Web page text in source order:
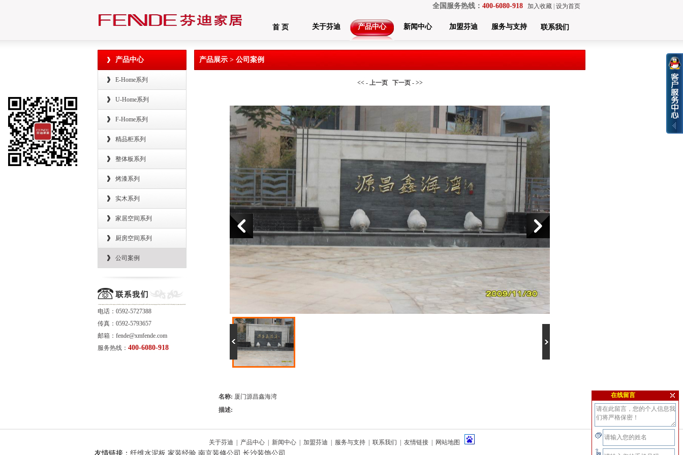
全国服务热线： 400-6080-918 加入收藏 设为首页
首 页 关于芬迪 产品中心 新闻中心 加盟芬迪 服务与支持 联系我们
产品中心
E-Home系列
U-Home系列
F-Home系列
精品柜系列
整体板系列
烤漆系列
实木系列
家居空间系列
厨房空间系列
公司案例
电话：0592-5727388
传真：0592-5793657
邮箱：fende@xmfende.com
服务热线： 400-6080-918
产品展示 > 公司案例
<< - 上一页 下一页 - >>
名称: 厦门源昌鑫海湾
描述:
关于芬迪 产品中心| 新闻中心| 加盟芬迪 服务与支持| 联系我们 友情链接| 网站地图
友情链接： 纤维水泥板 家装经验 南京装修公司 长沙装饰公司
在线留言